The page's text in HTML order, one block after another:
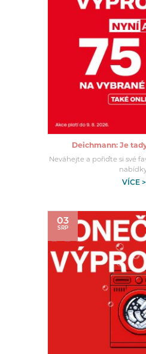
Deichmann: Je
Neváhejte a pořiďte si své
VÍCE >
03
SRP